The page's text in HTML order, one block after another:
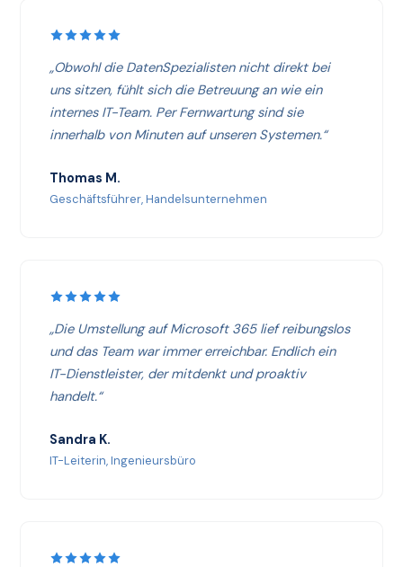
„Obwohl die DatenSpezialisten nicht direkt bei
uns sitzen, fühlt sich die Betreuung an wie ein
internes IT-Team. Per Fernwartung sind sie
innerhalb von Minuten auf unseren Systemen.“
Thomas M.
Geschäftsführer, Handelsunternehmen
„Die Umstellung auf Microsoft 365 lief reibungslos
und das Team war immer erreichbar. Endlich ein
IT-Dienstleister, der mitdenkt und proaktiv
handelt.“
Sandra K.
IT-Leiterin, Ingenieursbüro